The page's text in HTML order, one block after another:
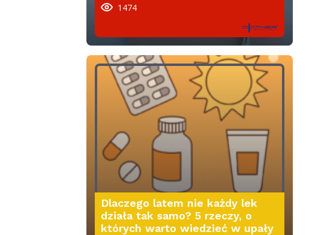
1474
Dlaczego latem nie każdy lek
działa tak samo? 5 rzeczy, o
których warto wiedzieć w upały